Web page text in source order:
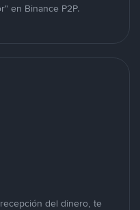
en Binance P2P.
del dinero, te